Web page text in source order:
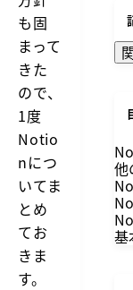
も固
まって
きた
ので、
1度
Notio
nにつ
いてま
とめ
てお
きま
す。
他
基